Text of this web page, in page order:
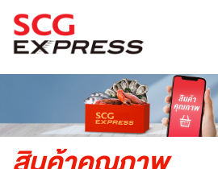
ข้อมูลบริษัท
สมัครตัวแทน